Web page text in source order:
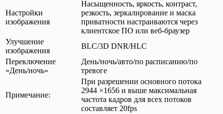
Настройки
изображения
Насыщенность, яркость, контраст,
резкость, зеркалирование и маска
приватности настраиваются через
клиентское ПО или веб-браузер
Улучшение
изображения
BLC/3D DNR/HLC
Переключение
«День/ночь»
День/ночь/авто/по расписанию/по
тревоге
Примечание:
При разрешении основного потока
2944 ×1656 и выше максимальная
частота кадров для всех потоков
составляет 20fps